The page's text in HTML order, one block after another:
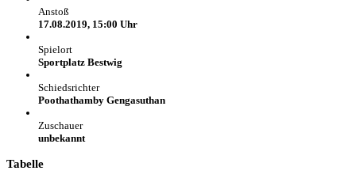
Anstoß
17.08.2019, 15:00 Uhr
Spielort
Sportplatz Bestwig
Schiedsrichter
Poothathamby Gengasuthan
Zuschauer
unbekannt
Tabelle